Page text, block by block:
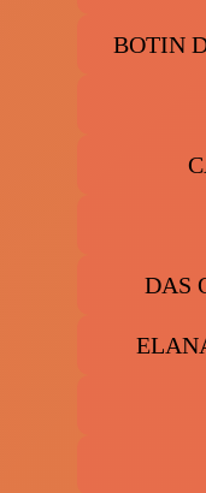
BOTIN
DAS